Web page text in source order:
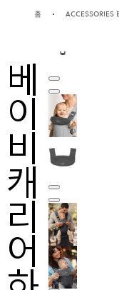
홈 ACCESSORIES
베
이
비
캐
리
어